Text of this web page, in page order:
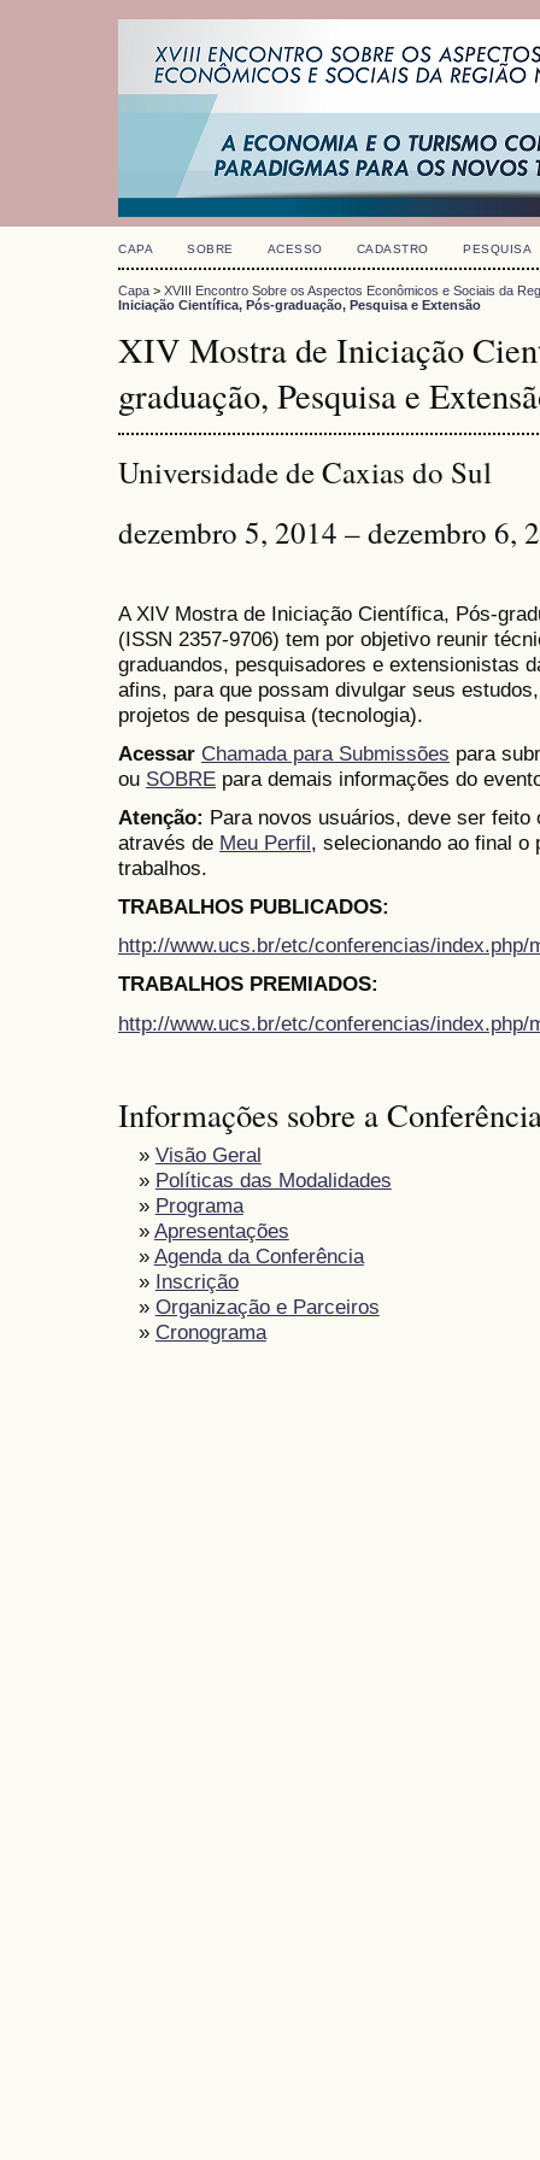
CAPA SOBRE ACESSO CADASTRO PESQUISA
Capa > XVIII Encontro Sobre os Aspectos Econômicos e Sociais da
Iniciação Científica, Pós-graduação, Pesquisa e Extensão
XIV Mostra de Iniciação
graduação, Pesquisa e
Universidade de Caxias do Sul
dezembro 5, 2014 – dezembro 6,
A XIV Mostra de Iniciação Científica, Pós-
(ISSN 2357-9706) tem por objetivo reunir
graduandos, pesquisadores e extensionistas
afins, para que possam divulgar seus
projetos de pesquisa (tecnologia).
Acessar Chamada para Submissões para
ou SOBRE para demais informações do
Atenção: Para novos usuários, deve ser
através de Meu Perfil, selecionando ao final o
trabalhos.
TRABALHOS PUBLICADOS:
http://www.ucs.br/etc/conferencias/
TRABALHOS PREMIADOS:
http://www.ucs.br/etc/conferencias/index.php/
Informações sobre a
» Visão Geral
» Políticas das Modalidades
» Programa
» Apresentações
» Agenda da Conferência
» Inscrição
» Organização e Parceiros
» Cronograma